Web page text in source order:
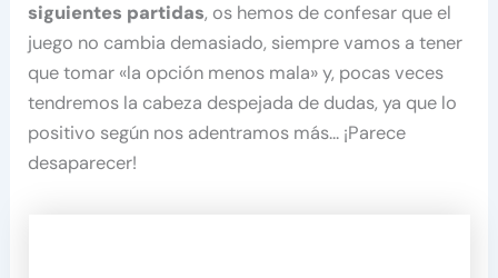
siguientes partidas, os hemos de confesar que el
juego no cambia demasiado, siempre vamos a tener
que tomar «la opción menos mala» y, pocas veces
tendremos la cabeza despejada de dudas, ya que lo
positivo según nos adentramos más… ¡Parece
desaparecer!